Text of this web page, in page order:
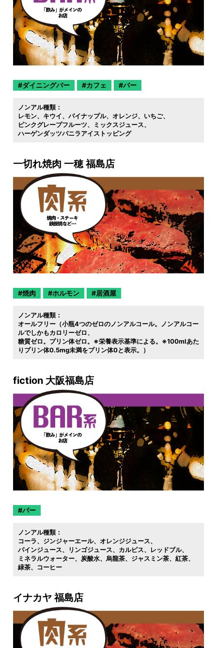
ダイニングバー カフェ バー
ノンアル種類：
レモン
キウイ パイナップル オレンジ
いちご
ピンクグレープフルーツ
ミックスジュース
ハーゲンダッツバニラアイストッピング
一切れ焼肉 一穂 福島店
焼肉 ホルモン 居酒屋
ノンアル種類：
オールフリー（小瓶4つのゼロのノンアルコール。ノンアルコー
ルでしかもカロリーゼロ
糖質ゼロ。プリン体ゼロ。※栄養表示基準による。※100mlあた
りプリン体0.5mg未満をプリン体0と表示。）
fiction 大阪福島店
バー
ノンアル種類：
コーラ
ジンジャーエール
オレンジジュース
パインジュース
リンゴジュース カルピス
レッドブル
ミネラルウォーター
炭酸水 烏龍茶 ジャスミン茶
紅茶
緑茶
コーヒー
イナカヤ 福島店